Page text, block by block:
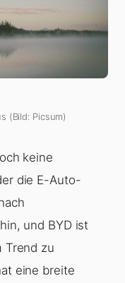
(Bild: Picsum)
keine
die E-Auto-
und BYD ist
Trend zu
eine breite